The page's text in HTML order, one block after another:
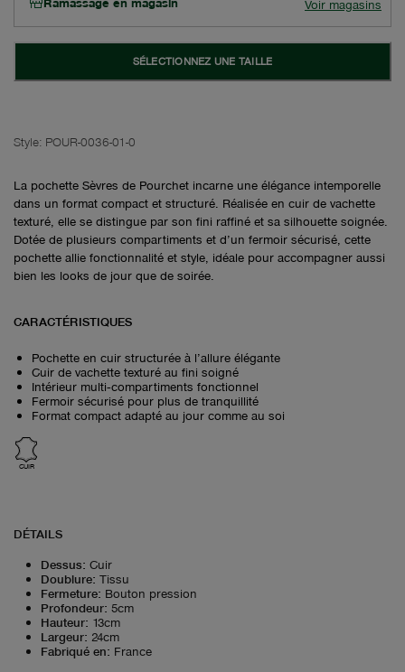
Voir magasins
SÉLECTIONNEZ UNE TAILLE
Style: POUR-0036-01-0
La pochette Sèvres de Pourchet incarne une élégance intemporelle
dans un format compact et structuré. Réalisée en cuir de vachette
texturé, elle se distingue par son fini raffiné et sa silhouette soignée.
Dotée de plusieurs compartiments et d’un fermoir sécurisé, cette
pochette allie fonctionnalité et style, idéale pour accompagner aussi
bien les looks de jour que de soirée.
CARACTÉRISTIQUES
Pochette en cuir structurée à l’allure élégante
Cuir de vachette texturé au fini soigné
Intérieur multi‑compartiments fonctionnel
Fermoir sécurisé pour plus de tranquillité
Format compact adapté au jour comme au soi
CUIR
DÉTAILS
Dessus: Cuir
Doublure: Tissu
Fermeture: Bouton pression
Profondeur: 5cm
Hauteur: 13cm
Largeur: 24cm
Fabriqué en: France